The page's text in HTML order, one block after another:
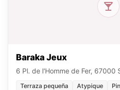
Baraka Jeux
6 Pl. de l'Homme de Fer, 67000
Terraza pequeña Atypique